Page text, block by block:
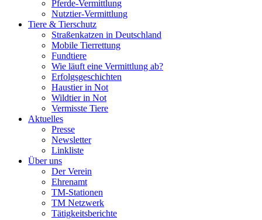
Pferde-Vermittlung
Nutztier-Vermittlung
Tiere & Tierschutz
Straßenkatzen in Deutschland
Mobile Tierrettung
Fundtiere
Wie läuft eine Vermittlung ab?
Erfolgsgeschichten
Haustier in Not
Wildtier in Not
Vermisste Tiere
Aktuelles
Presse
Newsletter
Linkliste
Über uns
Der Verein
Ehrenamt
TM-Stationen
TM Netzwerk
Tätigkeitsberichte